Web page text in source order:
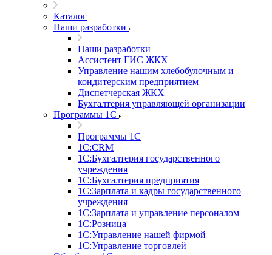
Каталог
Наши разработки
Наши разработки
Ассистент ГИС ЖКХ
Управление нашим хлебобулочным и
кондитерским предприятием
Диспетчерская ЖКХ
Бухгалтерия управляющей организации
Программы 1С
Программы 1С
1С:CRM
1С:Бухгалтерия государственного
учреждения
1С:Бухгалтерия предприятия
1С:Зарплата и кадры государственного
учреждения
1С:Зарплата и управление персоналом
1С:Розница
1С:Управление нашей фирмой
1С:Управление торговлей